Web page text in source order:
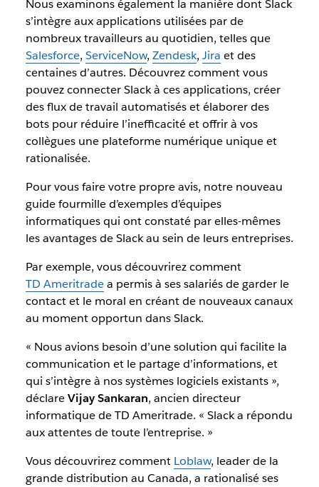
Nous examinons également la manière dont Slack
s’intègre aux applications utilisées par de
nombreux travailleurs au quotidien, telles que
Salesforce, ServiceNow, Zendesk, Jira et des
centaines d’autres. Découvrez comment vous
pouvez connecter Slack à ces applications, créer
des flux de travail automatisés et élaborer des
bots pour réduire l’inefficacité et offrir à vos
collègues une plateforme numérique unique et
rationalisée.
Pour vous faire votre propre avis, notre nouveau
guide fourmille d’exemples d’équipes
informatiques qui ont constaté par elles-mêmes
les avantages de Slack au sein de leurs entreprises.
Par exemple, vous découvrirez comment
TD Ameritradea permis à ses salariés de garder le
contact et le moral en créant de nouveaux canaux
au moment opportun dans Slack.
« Nous avions besoin d’une solution qui facilite la
communication et le partage d’informations, et
qui s’intègre à nos systèmes logiciels existants »,
déclareVijay Sankaran, ancien directeur
informatique de TD Ameritrade. « Slack a répondu
aux attentes de toute l’entreprise. »
Vous découvrirez comment Loblaw, leader de la
grande distribution au Canada, a rationalisé ses